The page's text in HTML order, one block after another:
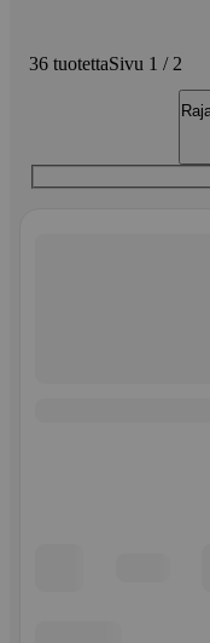
36 tuotettaSivu 1 / 2